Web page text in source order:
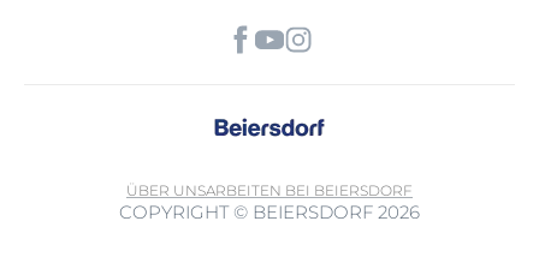
ÜBER UNSARBEITEN BEI BEIERSDORF
COPYRIGHT © BEIERSDORF 2026